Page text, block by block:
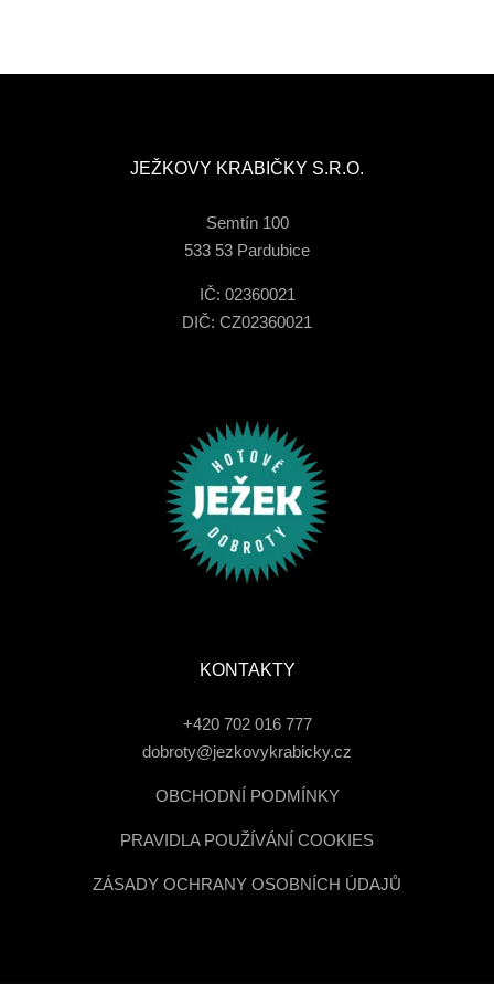
JEŽKOVY KRABIČKY S.R.O.
Semtín 100
533 53 Pardubice
IČ: 02360021
DIČ: CZ02360021
KONTAKTY
+420 702 016 777
dobroty@jezkovykrabicky.cz
OBCHODNÍ PODMÍNKY
PRAVIDLA POUŽÍVÁNÍ COOKIES
ZÁSADY OCHRANY OSOBNÍCH ÚDAJŮ